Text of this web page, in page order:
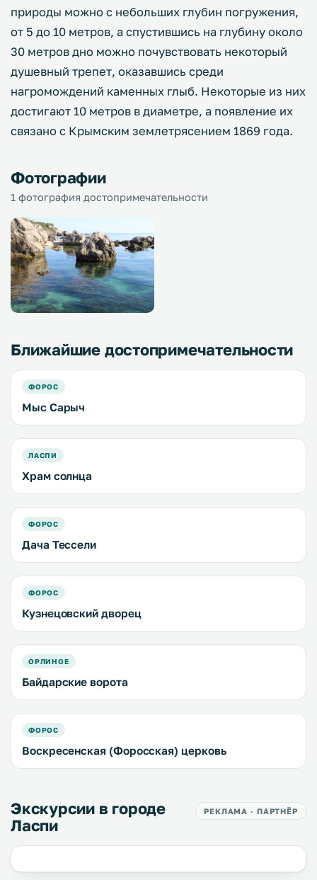
природы можно с небольших глубин погружения,
от 5 до 10 метров, а спустившись на глубину около
30 метров дно можно почувствовать некоторый
душевный трепет, оказавшись среди
нагромождений каменных глыб. Некоторые из них
достигают 10 метров в диаметре, а появление их
связано с Крымским землетрясением 1869 года.
Фотографии
1 фотография достопримечательности
Ближайшие достопримечательности
ФОРОС
Мыс Сарыч
ЛАСПИ
Храм солнца
ФОРОС
Дача Тессели
ФОРОС
Кузнецовский дворец
ОРЛИНОЕ
Байдарские ворота
ФОРОС
Воскресенская (Форосская) церковь
Экскурсии в городе
Ласпи
РЕКЛАМА · ПАРТНЁР